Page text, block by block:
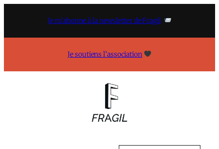
Je m’abonne à la newsletter de Fragil
Je soutiens l’association